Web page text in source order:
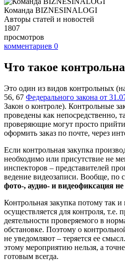
Команда BIZNESINALOGI
Авторы статей и новостей
1807
просмотров
комментариев 0
Что такое
Это один из видов контрольных
56, 67 Федерального закона от
Закон о контроле). Контрольные
проведены как непосредственно,
проверяющие могут просто
оформить заказ по почте, через
Если контрольная закупка
необходимо или присутствие не
инспекторов – представителей
ведение видеозаписи. Вообще, по
фото-, аудио- и видеофиксация
Контрольная закупка потому так и
осуществляется для контроля, т.е.
деятельности проверяемого в
обстановке. Поэтому о
не уведомляют – теряется ее
этому мероприятию нельзя, а
готовым всегда.